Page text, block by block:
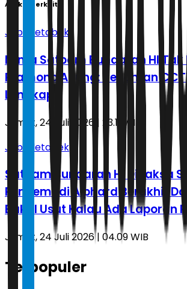
Artikel Terkait
Jabodetabek
Minta Satpam Bundaran HI Tak
Pramono Anung: Rekaman
Lengkap
Jumat, 24 Juli 2026 | 23.11 WIB
Jabodetabek
Satpam Bundaran HI Dipaksa
Pengemudi Alphard Berakhir
Bakal Usut Kalau Ada Laporan
Jumat, 24 Juli 2026 | 04.09 WIB
Terpopuler